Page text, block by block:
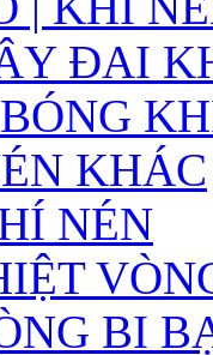
ĐAI
KHÁC
NÉN
BI